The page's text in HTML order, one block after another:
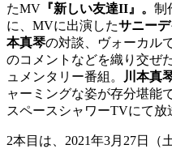
たMV 『新しい友達II』。 制
に、MVに出演したサニー
本真琴の対談、ヴォーカル
のコメントなどを織り交ぜ
ュメンタリー番組。
川本真
ャーミングな姿が存分堪能
スペースシャワーTVにて放
2本目は、2021年3月27日